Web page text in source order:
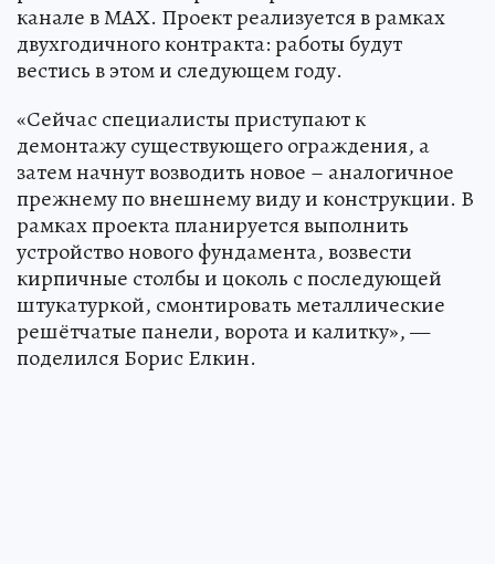
канале в МАХ. Проект реализуется в рамках
двухгодичного контракта: работы будут
вестись в этом и следующем году.
«Сейчас специалисты приступают к
демонтажу существующего ограждения, а
затем начнут возводить новое – аналогичное
прежнему по внешнему виду и конструкции. В
рамках проекта планируется выполнить
устройство нового фундамента, возвести
кирпичные столбы и цоколь с последующей
штукатуркой, смонтировать металлические
решётчатые панели, ворота и калитку», —
поделился Борис Елкин.